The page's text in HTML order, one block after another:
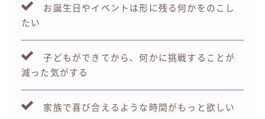
お誕生日やイベントは形に残る何かをのこし
たい
子どもができてから、何かに挑戦することが
減った気がする
家族で喜び合えるような時間がもっと欲しい